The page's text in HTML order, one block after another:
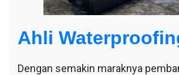
Ahli
Dengan semakin maraknya